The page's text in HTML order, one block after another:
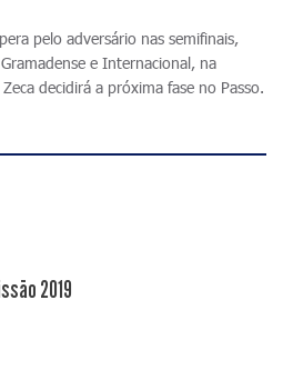
pelo adversário nas semifinais,
e Internacional, na
decidirá a próxima fase no Passo.
2019